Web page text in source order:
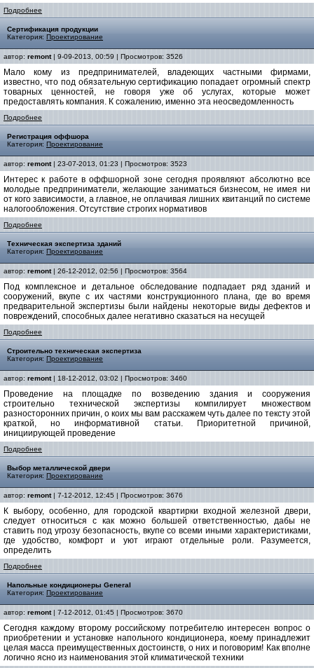
Подробнее
Сертификация продукции
Категория: Проектирование
автор: remont| 9-09-2013, 00:59 | Просмотров: 3526
Мало кому из предпринимателей, владеющих частными фирмами,
известно, что под обязательную сертификацию попадает огромный спектр
товарных ценностей, не говоря уже об услугах, которые может
предоставлять компания. К сожалению, именно эта неосведомленность
Подробнее
Регистрация оффшора
Категория: Проектирование
автор: remont| 23-07-2013, 01:23 | Просмотров: 3523
Интерес к работе в оффшорной зоне сегодня проявляют абсолютно все
молодые предприниматели, желающие заниматься бизнесом, не имея ни
от кого зависимости, а главное, не оплачивая лишних квитанций по системе
налогообложения. Отсутствие строгих нормативов
Подробнее
Техническая экспертиза зданий
Категория: Проектирование
автор: remont| 26-12-2012, 02:56 | Просмотров: 3564
Под комплексное и детальное обследование подпадает ряд зданий и
сооружений, вкупе с их частями конструкционного плана, где во время
предварительной экспертизы были найдены некоторые виды дефектов и
повреждений, способных далее негативно сказаться на несущей
Подробнее
Строительно техническая экспертиза
Категория: Проектирование
автор: remont| 18-12-2012, 03:02 | Просмотров: 3460
Проведение на площадке по возведению здания и сооружения
строительно технической экспертизы компилирует множеством
разносторонних причин, о коих мы вам расскажем чуть далее по тексту этой
краткой, но информативной статьи. Приоритетной причиной,
инициирующей проведение
Подробнее
Выбор металлической двери
Категория: Проектирование
автор: remont| 7-12-2012, 12:45 | Просмотров: 3676
К выбору, особенно, для городской квартирки входной железной двери,
следует относиться с как можно большей ответственностью, дабы не
ставить под угрозу безопасность, вкупе со всеми иными характеристиками,
где удобство, комфорт и уют играют отдельные роли. Разумеется,
определить
Подробнее
Напольные кондиционеры General
Категория: Проектирование
автор: remont| 7-12-2012, 01:45 | Просмотров: 3670
Сегодня каждому второму российскому потребителю интересен вопрос о
приобретении и установке напольного кондиционера, коему принадлежит
целая масса преимущественных достоинств, о них и поговорим! Как вполне
логично ясно из наименования этой климатической техники